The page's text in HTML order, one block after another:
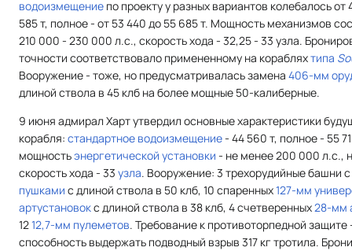
водоизмещение по проекту у разных вариантов колебалось от
585 т, полное - от 53 440 до 55 685 т. Мощность механизмов
210 000 - 230 000 л.с., скорость хода - 32,25 - 33 узла.
точности соответствовало примененному на корабляхтипа
Вооружение - тоже, но предусматривалась замена 406-мм
длиной ствола в 45 клб на более мощные 50-калиберные.
9 июня адмирал Харт утвердил основные характеристики
корабля: стандартное водоизмещение- 44 560 т, полное - 55
мощностьэнергетической установки - не менее 200 000 л.с.,
скорость хода - 33 узла. Вооружение: 3 трехорудийные башни с
пушками с длиной ствола в 50 клб, 10 спаренных127-мм
артустановокс длиной ствола в 38 клб, 4 счетверенных28-мм
1212,7-мм пулеметов. Требование к противоторпедной защите
способность выдержать подводный взрыв 317 кг тротила.